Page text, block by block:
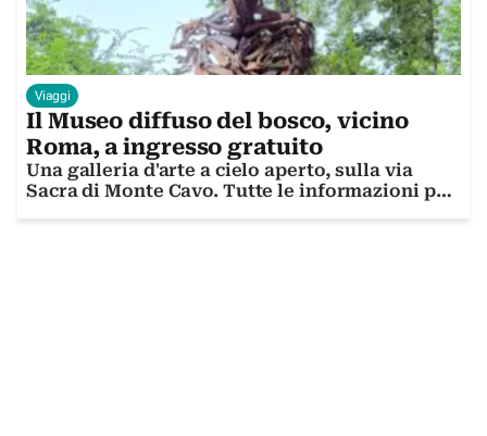
Viaggi
Il Museo diffuso del bosco, vicino
Roma, a ingresso gratuito
Una galleria d'arte a cielo aperto, sulla via
Sacra di Monte Cavo. Tutte le informazioni per